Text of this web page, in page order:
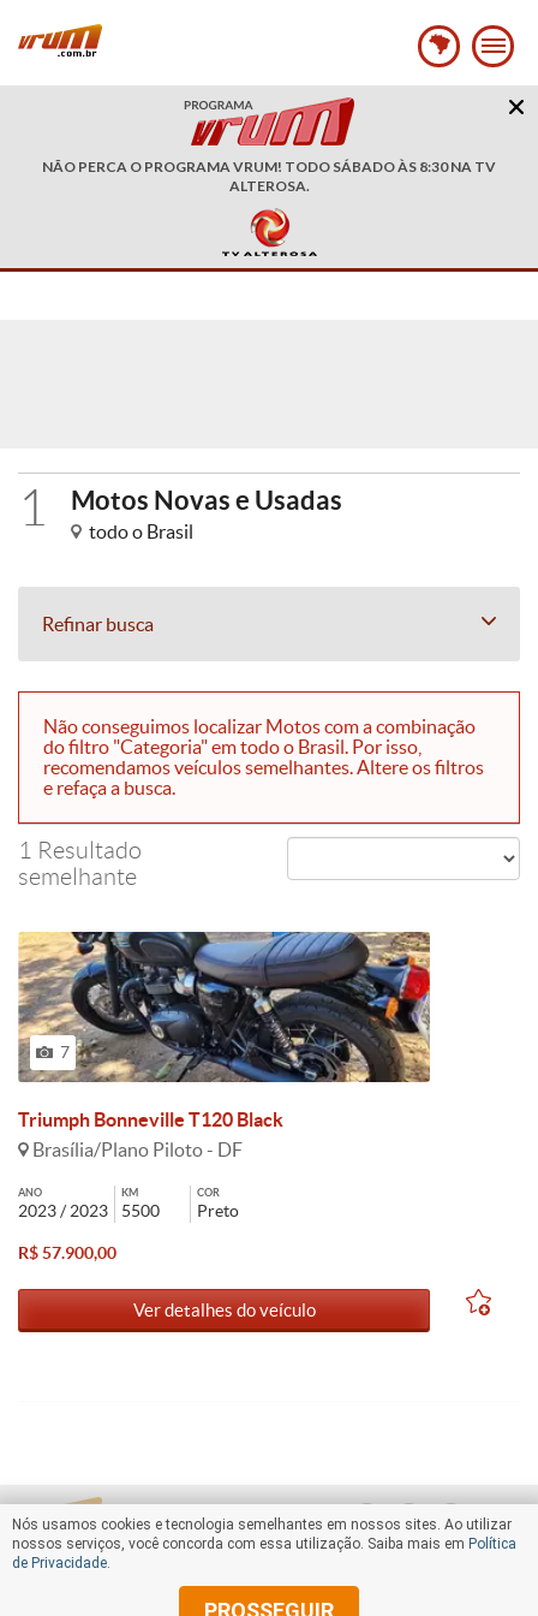
NÃO PERCA O PROGRAMA VRUM! TODO SÁBADO ÀS 8:30 NA TV
ALTEROSA.
1 Motos Novas e Usadas
todo o Brasil
Refinar busca
Não conseguimos localizar Motos com a combinação
do filtro "Categoria" em todo o Brasil. Por isso,
recomendamos veículos semelhantes. Altere os filtros
e refaça a busca.
1 Resultado
semelhante
7
Triumph Bonneville T120 Black
Brasília/Plano Piloto - DF
ANO
2023 / 2023
KM
5500
COR
Preto
R$ 57.900,00
Ver detalhes do veículo
Nós usamos cookies e tecnologia semelhantes em nossos sites. Ao utilizar
nossos serviços, você concorda com essa utilização. Saiba mais em Política
de Privacidade.
PROSSEGUIR